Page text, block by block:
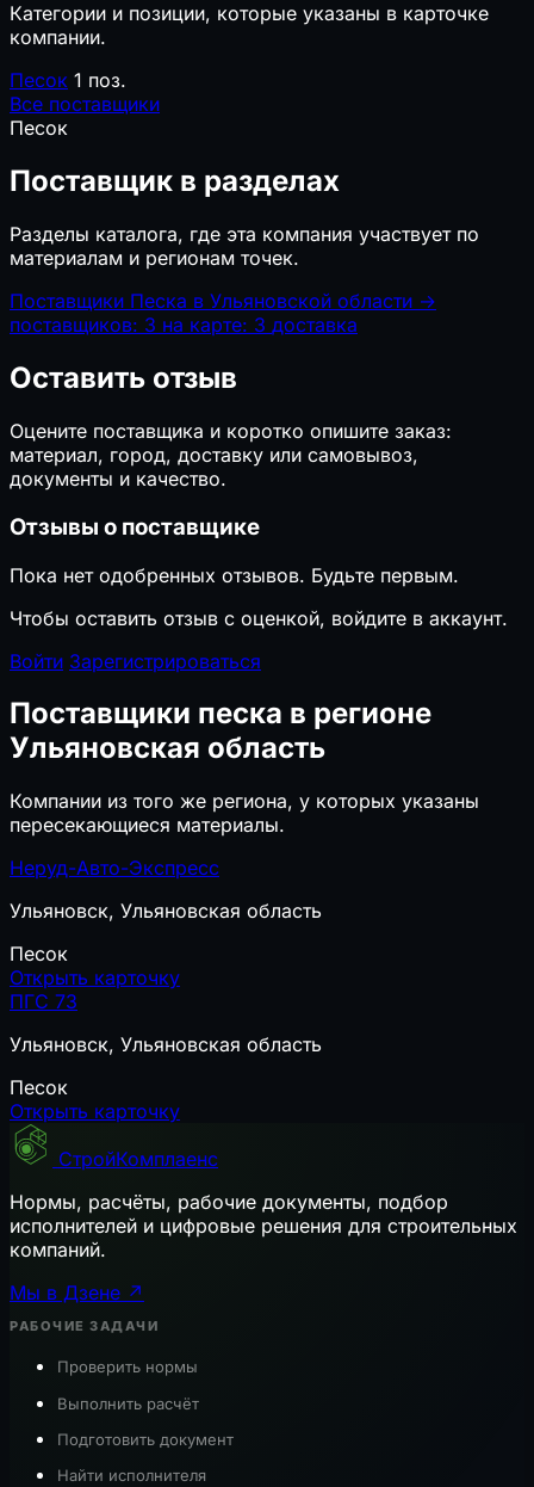
Категории и позиции, которые указаны в карточке
компании.
Песок 1 поз.
Все поставщики
Песок
Поставщик в разделах
Разделы каталога, где эта компания участвует по
материалам и регионам точек.
Поставщики Песка в Ульяновской области →
поставщиков: 3 на карте: 3 доставка
Оставить отзыв
Оцените поставщика и коротко опишите заказ:
материал, город, доставку или самовывоз,
документы и качество.
Отзывы о поставщике
Пока нет одобренных отзывов. Будьте первым.
Чтобы оставить отзыв с оценкой, войдите в аккаунт.
Войти Зарегистрироваться
Поставщики песка в регионе
Ульяновская область
Компании из того же региона, у которых указаны
пересекающиеся материалы.
Неруд-Авто-Экспресс
Ульяновск, Ульяновская область
Песок
Открыть карточку
ПГС 73
Ульяновск, Ульяновская область
Песок
Открыть карточку
СтройКомплаенс
Нормы, расчёты, рабочие документы, подбор
исполнителей и цифровые решения для строительных
компаний.
Мы в Дзене ↗
РАБОЧИЕ ЗАДАЧИ
Проверить нормы
Выполнить расчёт
Подготовить документ
Найти исполнителя